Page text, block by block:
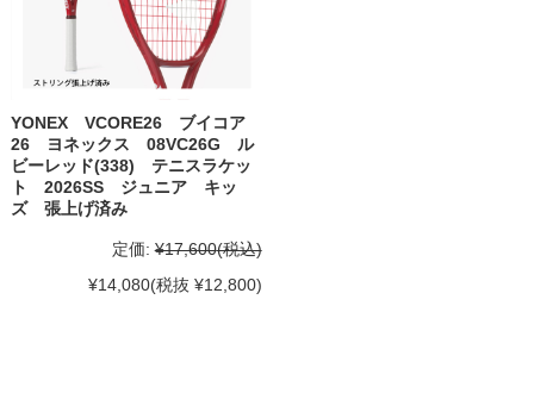
YONEX VCORE26 ブイコア
26 ヨネックス 08VC26G ル
ビーレッド(338) テニスラケッ
ト 2026SS ジュニア キッ
ズ 張上げ済み
定価: ¥17,600(税込)
¥14,080(税抜 ¥12,800)